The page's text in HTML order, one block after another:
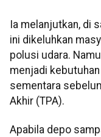
Ia melanjutkan, di
ini dikeluhkan
polusi udara.
menjadi
sementara
Akhir (TPA).
Apabila depo